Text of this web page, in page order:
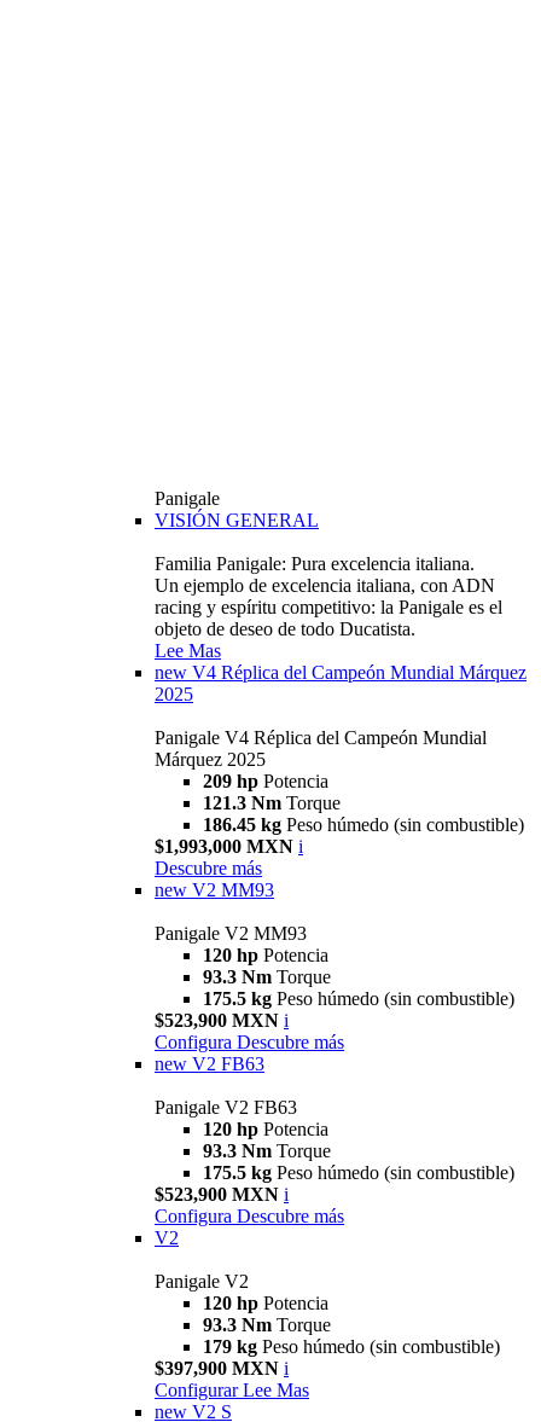
Panigale
VISIÓN GENERAL
Familia Panigale: Pura excelencia italiana.
Un ejemplo de excelencia italiana, con ADN
racing y espíritu competitivo: la Panigale es el
objeto de deseo de todo Ducatista.
Lee Mas
new V4 Réplica del Campeón Mundial Márquez
2025
Panigale V4 Réplica del Campeón Mundial
Márquez 2025
209 hp Potencia
121.3 Nm Torque
186.45 kg Peso húmedo (sin combustible)
$1,993,000 MXN i
Descubre más
new V2 MM93
Panigale V2 MM93
120 hp Potencia
93.3 Nm Torque
175.5 kg Peso húmedo (sin combustible)
$523,900 MXN i
Configura Descubre más
new V2 FB63
Panigale V2 FB63
120 hp Potencia
93.3 Nm Torque
175.5 kg Peso húmedo (sin combustible)
$523,900 MXN i
Configura Descubre más
V2
Panigale V2
120 hp Potencia
93.3 Nm Torque
179 kg Peso húmedo (sin combustible)
$397,900 MXN i
Configurar Lee Mas
new V2 S